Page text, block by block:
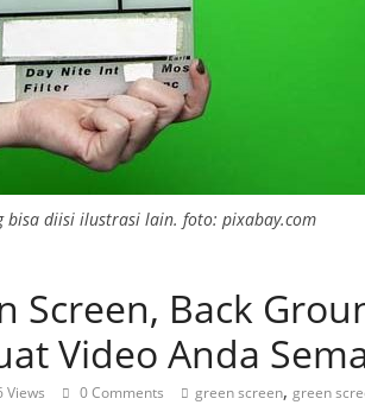
bisa diisi ilustrasi lain. foto: pixabay.com
Screen, Back
Video Anda
Views 0 Comments green screen, green